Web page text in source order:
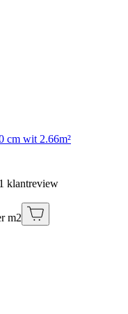
cm wit 2.66m²
klantreview
m2